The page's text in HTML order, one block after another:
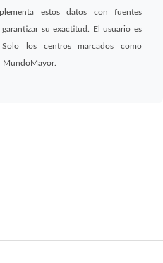
estos datos con fuentes
su exactitud. El usuario es
los centros marcados como
MundoMayor.